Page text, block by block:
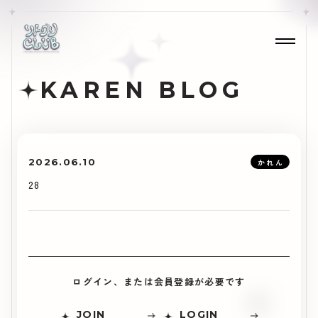
KAREN BLOG
2026.06.10 かれん
28
ログイン、または会員登録が必要です
JOIN LOGIN